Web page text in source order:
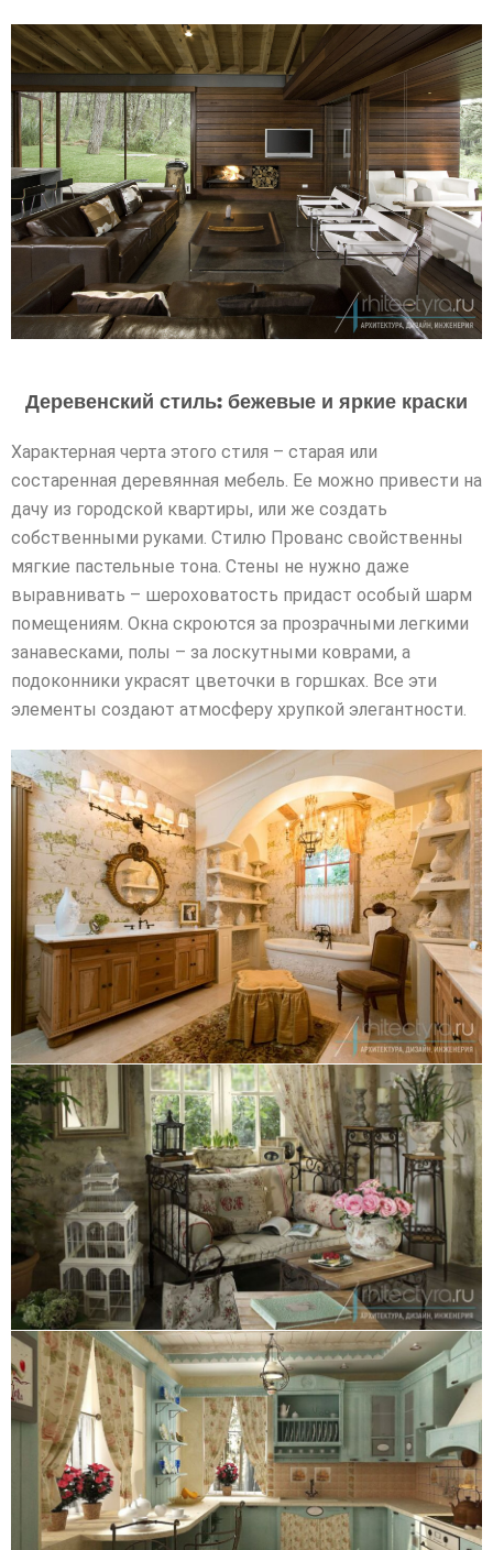
Деревенский стиль: бежевые и яркие краски
Характерная черта этого стиля – старая или
состаренная деревянная мебель. Ее можно привести на
дачу из городской квартиры, или же создать
собственными руками. Стилю Прованс свойственны
мягкие пастельные тона. Стены не нужно даже
выравнивать – шероховатость придаст особый шарм
помещениям. Окна скроются за прозрачными легкими
занавесками, полы – за лоскутными коврами, а
подоконники украсят цветочки в горшках. Все эти
элементы создают атмосферу хрупкой элегантности.